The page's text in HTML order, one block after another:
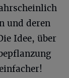
und deren
Idee, über